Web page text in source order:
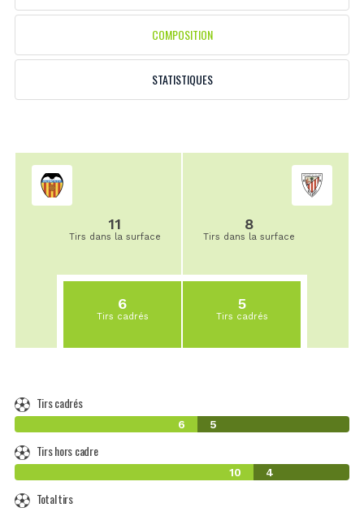
COMPOSITION
STATISTIQUES
11
Tirs dans la surface
6
Tirs cadrés
8
Tirs dans la surface
5
Tirs cadrés
Tirs cadrés
6 5
Tirs hors cadre
10 4
Total tirs